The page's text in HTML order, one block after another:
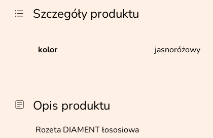
Szczegóły produktu
kolor jasnoróżowy
Opis produktu
Rozeta DIAMENT łososiowa